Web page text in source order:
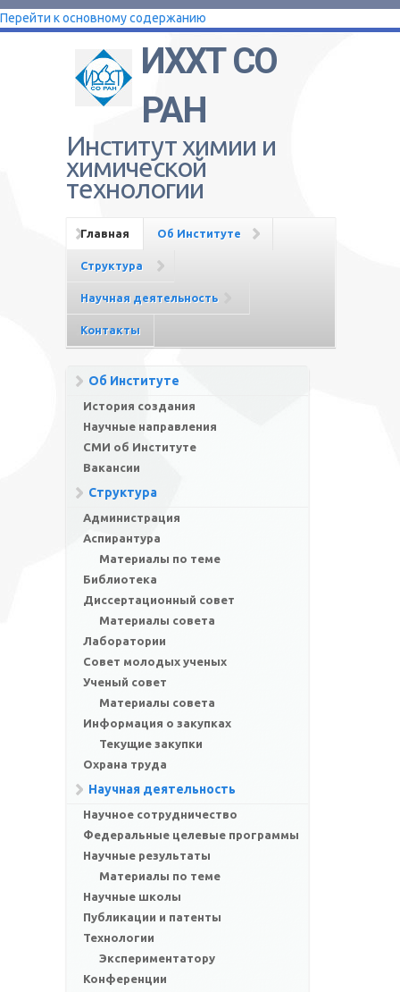
Перейти к основному содержанию
ИХХТ СО
РАН
Институт химии и
химической
технологии
Главная Об Институте
Структура
Научная деятельность
Контакты
Об Институте
История создания
Научные направления
СМИ об Институте
Вакансии
Структура
Администрация
Аспирантура
Материалы по теме
Библиотека
Диссертационный совет
Материалы совета
Лаборатории
Совет молодых ученых
Ученый совет
Материалы совета
Информация о закупках
Текущие закупки
Охрана труда
Научная деятельность
Научное сотрудничество
Федеральные целевые программы
Научные результаты
Материалы по теме
Научные школы
Публикации и патенты
Технологии
Экспериментатору
Конференции